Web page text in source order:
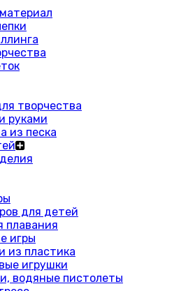
творчества
руками
из песка
для детей
плавания
игры
из пластика
игрушки
водяные пистолеты